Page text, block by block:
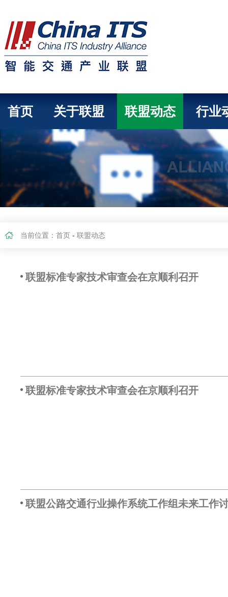
首页 关于联盟 联盟动态 行业
当前位置： 首页 - 联盟动态
联盟标准专家技术审查会在京顺利召开
联盟标准专家技术审查会在京顺利召开
联盟公路交通行业操作系统工作组未来工作